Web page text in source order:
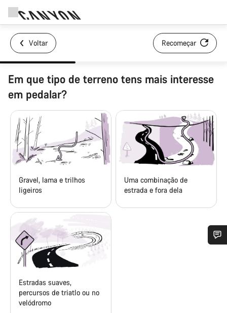
Voltar Recomeçar
Em que tipo de terreno tens mais interesse
em pedalar?
Gravel, lama e trilhos
ligeiros
Uma combinação de
estrada e fora dela
Estradas suaves,
percursos de triatlo ou no
velódromo
Precisas de ajuda?
Os nossos peritos em apoio ao cliente estão prontos para
responder às tuas perguntas.